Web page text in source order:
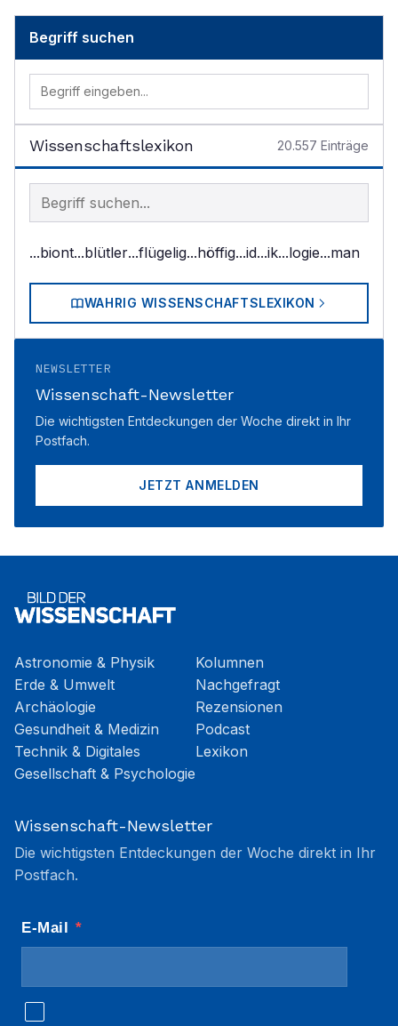
Begriff suchen
Wissenschaftslexikon 20.557 Einträge
Begriff im Lexikon suchen
...biont...blütler...flügelig...höffig...id...ik...logie...man
WAHRIG WISSENSCHAFTSLEXIKON
NEWSLETTER
Wissenschaft-Newsletter
Die wichtigsten Entdeckungen der Woche direkt in Ihr
Postfach.
JETZT ANMELDEN
Astronomie & Physik
Erde & Umwelt
Archäologie
Gesundheit & Medizin
Technik & Digitales
Gesellschaft & Psychologie
Kolumnen
Nachgefragt
Rezensionen
Podcast
Lexikon
Wissenschaft-Newsletter
Die wichtigsten Entdeckungen der Woche direkt in Ihr
Postfach.